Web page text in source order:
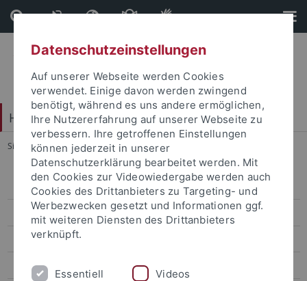
Direkt
zum
Inhalt
Direkt
zur
Fußleiste
Hochschulkommunikation
Sie sind hier: Startseite ... Übersicht
Corporate-Design
Basiselemente
Gestaltungsmuster
Geschäftsausstattung
Datenschutzeinstellungen
Auf unserer Webseite werden Cookies
verwendet. Einige davon werden zwingend
benötigt, während es uns andere ermöglichen,
Ihre Nutzererfahrung auf unserer Webseite zu
verbessern. Ihre getroffenen Einstellungen
können jederzeit in unserer
Datenschutzerklärung bearbeitet werden. Mit
den Cookies zur Videowiedergabe werden auch
Cookies des Drittanbieters zu Targeting- und
Werbezwecken gesetzt und Informationen ggf.
mit weiteren Diensten des Drittanbieters
verknüpft.
Essentiell Videos